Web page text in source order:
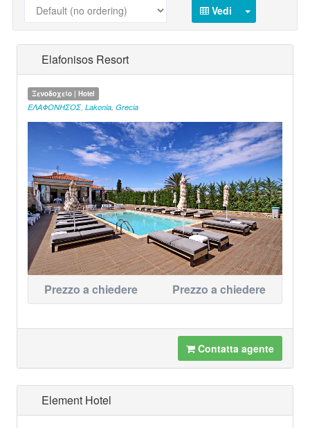
Vedi
Elafonisos Resort
Ξενοδοχείο | Hotel
ΕΛΑΦΟΝΗΣΟΣ, Lakonia, Grecia
Prezzo a chiedere Prezzo a chiedere
Contatta agente
Element Hotel